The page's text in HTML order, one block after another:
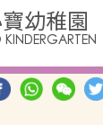
幼稚園